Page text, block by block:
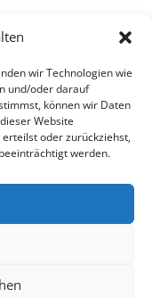
wir Technologien wie
und/oder darauf
können wir Daten
Website
oder zurückziehst,
werden.